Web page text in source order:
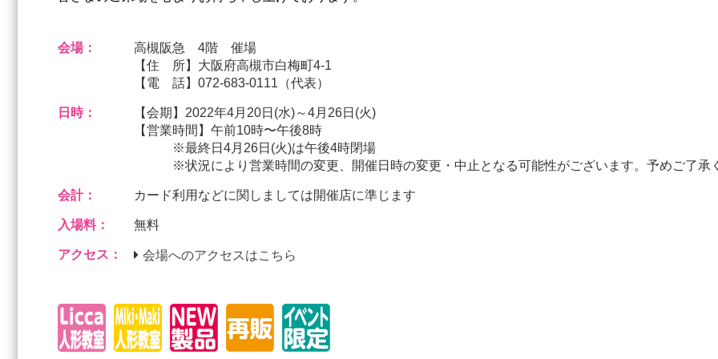
会場：
高槻阪急 4階 催場
【住 所】大阪府高槻市白梅町4-1
【電 話】072-683-0111（代表）
日時：
【会期】2022年4月20日(水)～4月26日(火)
【営業時間】午前10時〜午後8時
※最終日4月26日(火)は午後4時閉場
※状況により営業時間の変更、開催日時の変更・中止となる可能性がございます。予めご了承く
会計： カード利用などに関しましては開催店に準じます
入場料： 無料
アクセス： 会場へのアクセスはこちら